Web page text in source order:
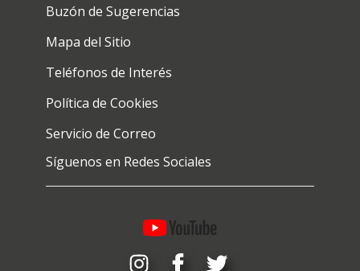
Buzón de Sugerencias
Mapa del Sitio
Teléfonos de Interés
Política de Cookies
Servicio de Correo
Síguenos en Redes Sociales